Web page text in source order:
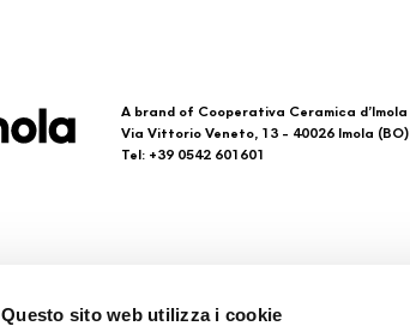
Questo sito web utilizza i cookie
A brand of Cooperativa Ceramica d’Imola
Via Vittorio Veneto, 13 - 40026 Imola (BO)
Tel: +39 0542 601601